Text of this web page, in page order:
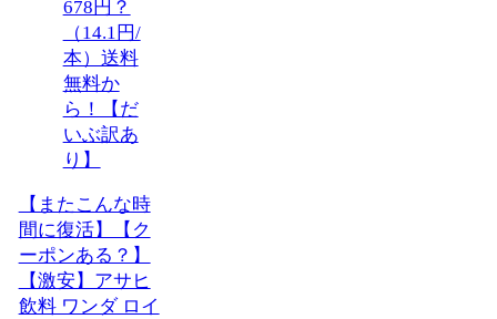
【またこんな時
間に復活】【ク
ーポンある？】
【激安】アサヒ
飲料 ワンダ ロイ